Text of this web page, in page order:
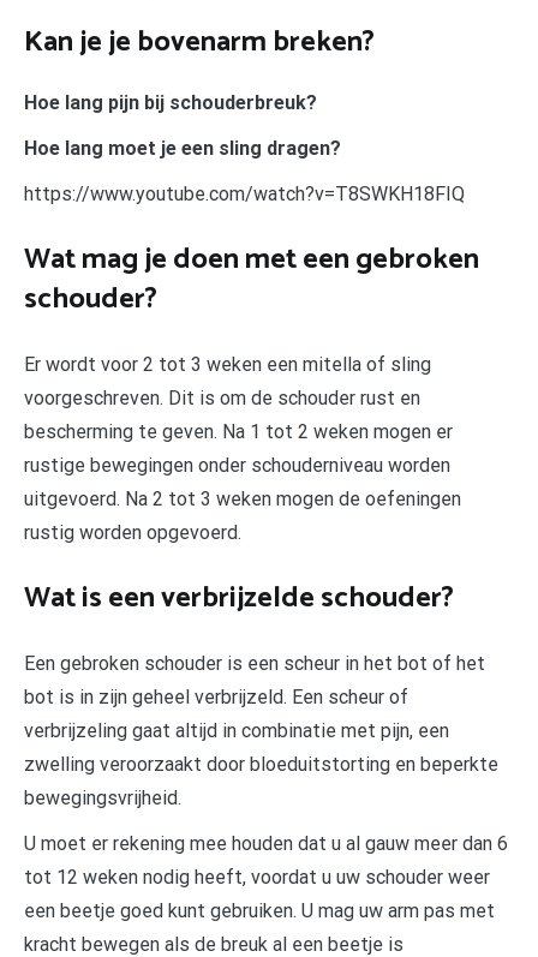
Kan je je bovenarm breken?
Hoe lang pijn bij schouderbreuk?
Hoe lang moet je een sling dragen?
https://www.youtube.com/watch?v=T8SWKH18FIQ
Wat mag je doen met een gebroken
schouder?
Er wordt voor 2 tot 3 weken een mitella of sling
voorgeschreven. Dit is om de schouder rust en
bescherming te geven. Na 1 tot 2 weken mogen er
rustige bewegingen onder schouderniveau worden
uitgevoerd. Na 2 tot 3 weken mogen de oefeningen
rustig worden opgevoerd.
Wat is een verbrijzelde schouder?
Een gebroken schouder is een scheur in het bot of het
bot is in zijn geheel verbrijzeld. Een scheur of
verbrijzeling gaat altijd in combinatie met pijn, een
zwelling veroorzaakt door bloeduitstorting en beperkte
bewegingsvrijheid.
U moet er rekening mee houden dat u al gauw meer dan 6
tot 12 weken nodig heeft, voordat u uw schouder weer
een beetje goed kunt gebruiken. U mag uw arm pas met
kracht bewegen als de breuk al een beetje is